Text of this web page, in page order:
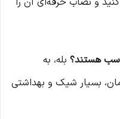
هستند؟ بله، به
بسیار شیک و بهداشتی